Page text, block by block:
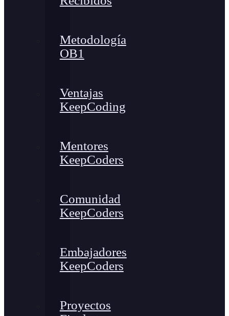
Metodología
OB1
Ventajas
KeepCoding
Mentores
KeepCoders
Comunidad
KeepCoders
Embajadores
KeepCoders
Proyectos